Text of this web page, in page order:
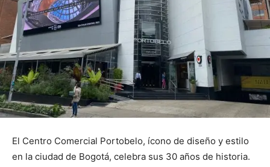
El Centro Comercial Portobelo, ícono de diseño y estilo
en la ciudad de Bogotá, celebra sus 30 años de historia.